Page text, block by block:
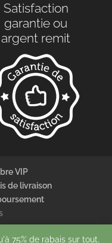
75% de rabais sur tout.
Satisfaction
garantie ou
argent remit
VIP
de livraison